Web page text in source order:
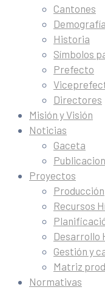
Cantones
Demografía
Historia
Símbolos
Prefecto
Directores
Misión y Visión
Noticias
Gaceta
Proyectos
Producción
Recursos
Desarrollo
Gestión y
Matriz
Normativas